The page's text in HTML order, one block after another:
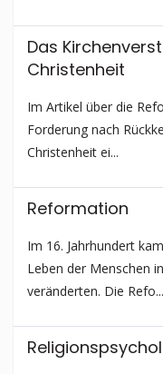
Das
Christenheit
Im Artikel über die
Forderung nach
Christenheit ei...
Reformation
Im 16. Jahrhundert
Leben der Menschen
veränderten. Die Refo...